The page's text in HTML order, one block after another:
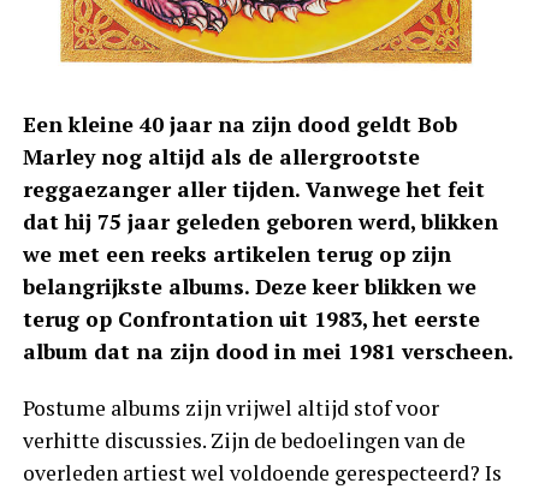
Een kleine 40 jaar na zijn dood geldt Bob
Marley nog altijd als de allergrootste
reggaezanger aller tijden. Vanwege het feit
dat hij 75 jaar geleden geboren werd, blikken
we met een reeks artikelen terug op zijn
belangrijkste albums. Deze keer blikken we
terug op Confrontation uit 1983, het eerste
album dat na zijn dood in mei 1981 verscheen.
Postume albums zijn vrijwel altijd stof voor
verhitte discussies. Zijn de bedoelingen van de
overleden artiest wel voldoende gerespecteerd? Is